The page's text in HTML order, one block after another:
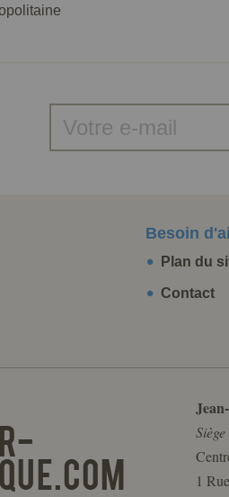
Besoin
Plan du
Contact
1